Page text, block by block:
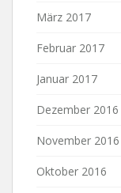
März 2017
Februar 2017
Januar 2017
Dezember 2016
November 2016
Oktober 2016